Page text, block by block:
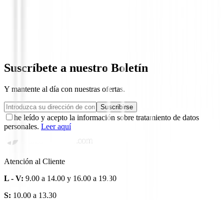
Suscríbete a nuestro Boletín
Y mantente al día con nuestras ofertas.
Suscribirse
he leído y acepto la información sobre tratamiento de datos
personales. Leer aquí
Atención al Cliente
L - V: 9.00 a 14.00 y 16.00 a 19.30
S: 10.00 a 13.30